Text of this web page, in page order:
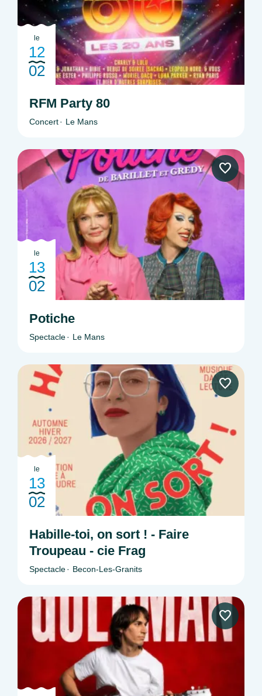
le
12
02
RFM Party 80
Concert Le Mans
le
13
02
Potiche
Spectacle Le Mans
le
13
02
Habille-toi, on sort ! - Faire
Troupeau - cie Frag
Spectacle Becon-Les-Granits